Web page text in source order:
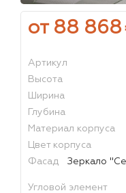
от 88 868
Артикул
Высота
Ширина
Глубина
Материал корпуса
Цвет корпуса
Фасад
Зеркало
Угловой элемент